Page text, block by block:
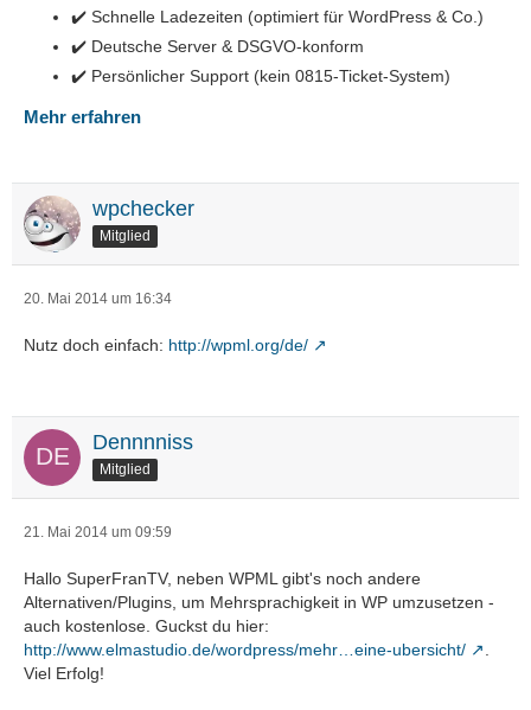
✔️ Schnelle Ladezeiten (optimiert für WordPress & Co.)
✔️ Deutsche Server & DSGVO-konform
✔️ Persönlicher Support (kein 0815-Ticket-System)
Mehr erfahren
wpchecker
Mitglied
20. Mai 2014 um 16:34
Nutz doch einfach: http://wpml.org/de/
Dennnniss
Mitglied
21. Mai 2014 um 09:59
Hallo SuperFranTV, neben WPML gibt's noch andere
Alternativen/Plugins, um Mehrsprachigkeit in WP umzusetzen -
auch kostenlose. Guckst du hier:
http://www.elmastudio.de/wordpress/mehr…eine-ubersicht/
.
Viel Erfolg!